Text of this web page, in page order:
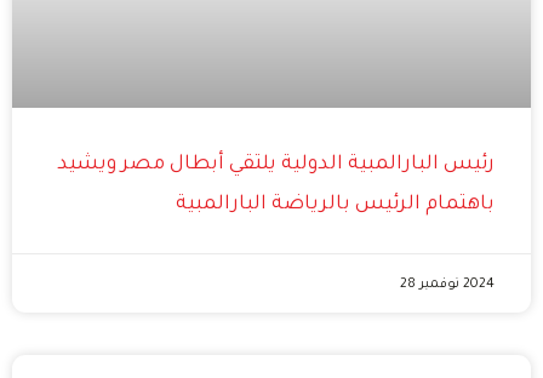
رئيس البارالمبية الدولية يلتقي أبطال مصر ويشيد
باهتمام الرئيس بالرياضة البارالمبية
2024 نوفمبر 28